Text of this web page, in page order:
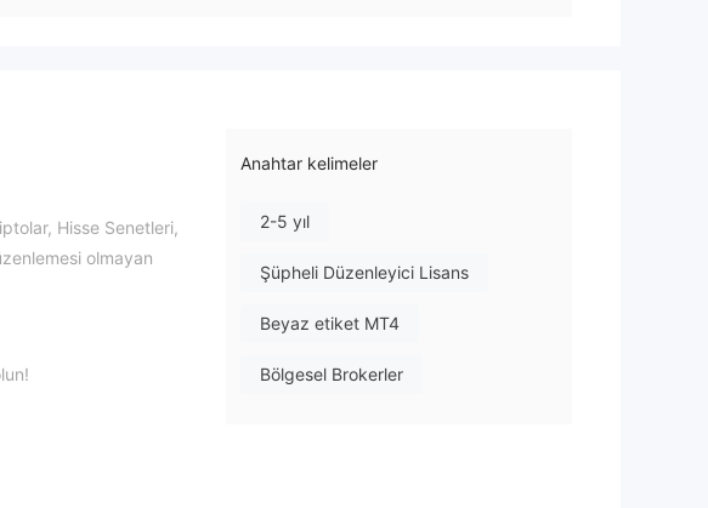
Hisse Senetleri,
olmayan
üzerinde işlem
Anahtar kelimeler
2-5 yıl
Şüpheli Düzenleyici Lisans
Beyaz etiket MT4
Bölgesel Brokerler